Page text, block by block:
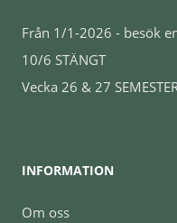
Från 1/1-2026 - besök
10/6 STÄNGT
Vecka 26 & 27
INFORMATION
Om oss